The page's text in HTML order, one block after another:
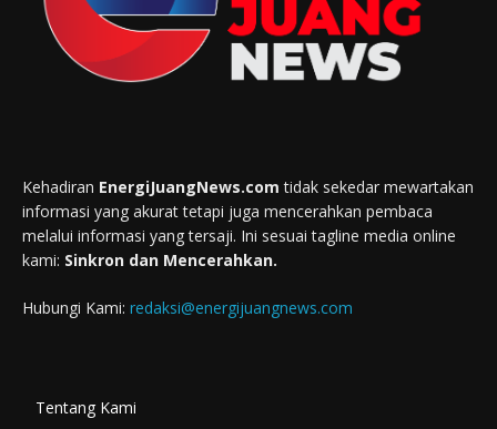
Kehadiran EnergiJuangNews.com tidak sekedar mewartakan
informasi yang akurat tetapi juga mencerahkan pembaca
melalui informasi yang tersaji. Ini sesuai tagline media online
kami: Sinkron dan Mencerahkan.
Hubungi Kami: redaksi@energijuangnews.com
Tentang Kami